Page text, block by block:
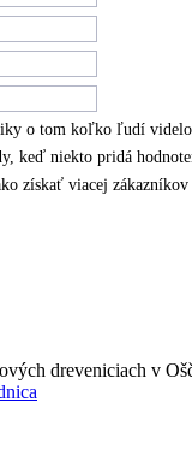
o tom koľko ľudí
keď niekto pridá
získať viacej
dreveniciach v